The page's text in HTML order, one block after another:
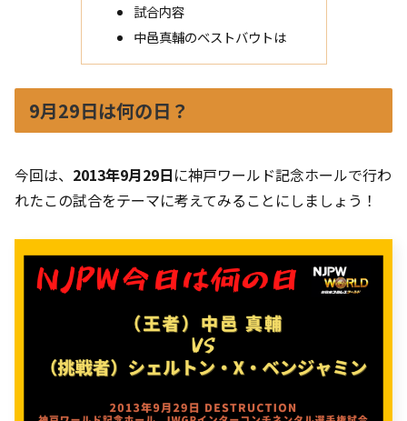
試合内容
中邑真輔のベストバウトは
9月29日は何の日？
今回は、 2013年9月29日に神戸ワールド記念ホールで行わ
れたこの試合をテーマに考えてみることにしましょう！